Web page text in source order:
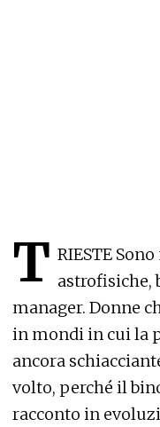
T RIESTE
astrofisiche,
manager. Donne
in mondi in cui la
ancora
volto, perché il
racconto in